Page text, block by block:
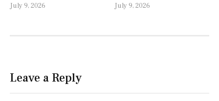
July 9, 2026 July 9, 2026
Leave a Reply